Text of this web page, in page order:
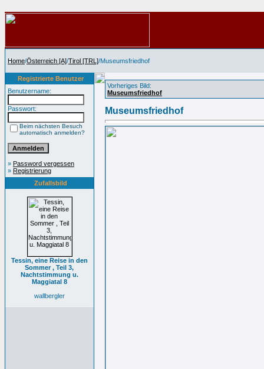
Home/Österreich [A]/Tirol [TRL]/Museumsfriedhof
Registrierte Benutzer
Benutzername:
Passwort:
Beim nächsten Besuch
automatisch anmelden?
» Password vergessen
» Registrierung
Zufallsbild
Tessin, eine Reise in den
Sommer , Teil 3,
Nachtstimmung u.
Maggiatal 8
wallbergler
Vorheriges Bild:
Museumsfriedhof
Museumsfriedhof